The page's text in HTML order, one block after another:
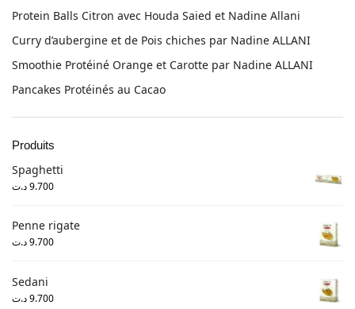
Protein Balls Citron avec Houda Saied et Nadine Allani
Curry d’aubergine et de Pois chiches par Nadine ALLANI
Smoothie Protéiné Orange et Carotte par Nadine ALLANI
Pancakes Protéinés au Cacao
Produits
Spaghetti
9.700د.ت
Penne rigate
9.700د.ت
Sedani
9.700د.ت